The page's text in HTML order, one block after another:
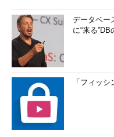
データベー
に“来る
「フィッ